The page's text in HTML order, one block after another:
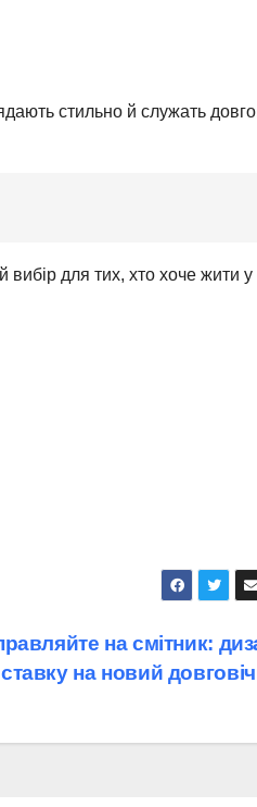
стильно й служать
для тих, хто хоче жити у
на смітник:
ставку на новий